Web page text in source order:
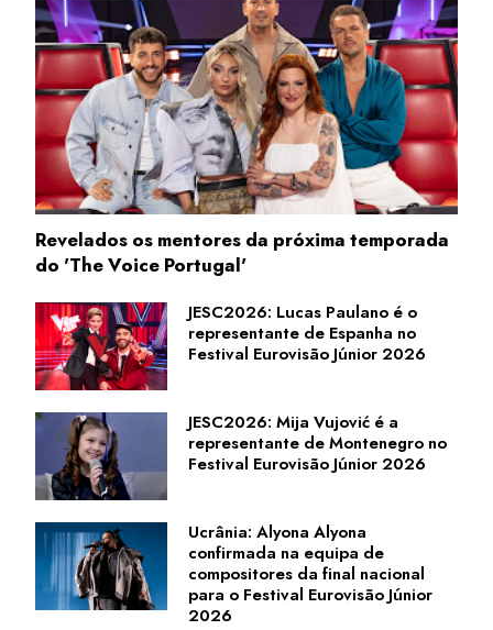
Revelados os mentores da próxima temporada
do 'The Voice Portugal'
JESC2026: Lucas Paulano é o
representante de Espanha no
Festival Eurovisão Júnior 2026
JESC2026: Mija Vujović é a
representante de Montenegro no
Festival Eurovisão Júnior 2026
Ucrânia: Alyona Alyona
confirmada na equipa de
compositores da final nacional
para o Festival Eurovisão Júnior
2026